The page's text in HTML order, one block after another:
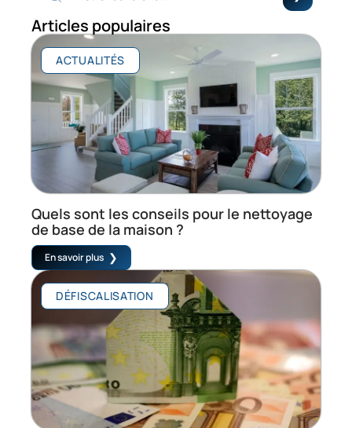
Articles populaires
ACTUALITÉS
Quels sont les conseils pour le nettoyage
de base de la maison ?
En savoir plus
DÉFISCALISATION